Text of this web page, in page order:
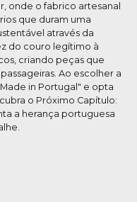
onde o fabrico artesanal
que duram uma
através da
do couro legítimo à
criando peças que
Ao escolher a
in Portugal" e opta
o Próximo Capítulo:
a herança portuguesa